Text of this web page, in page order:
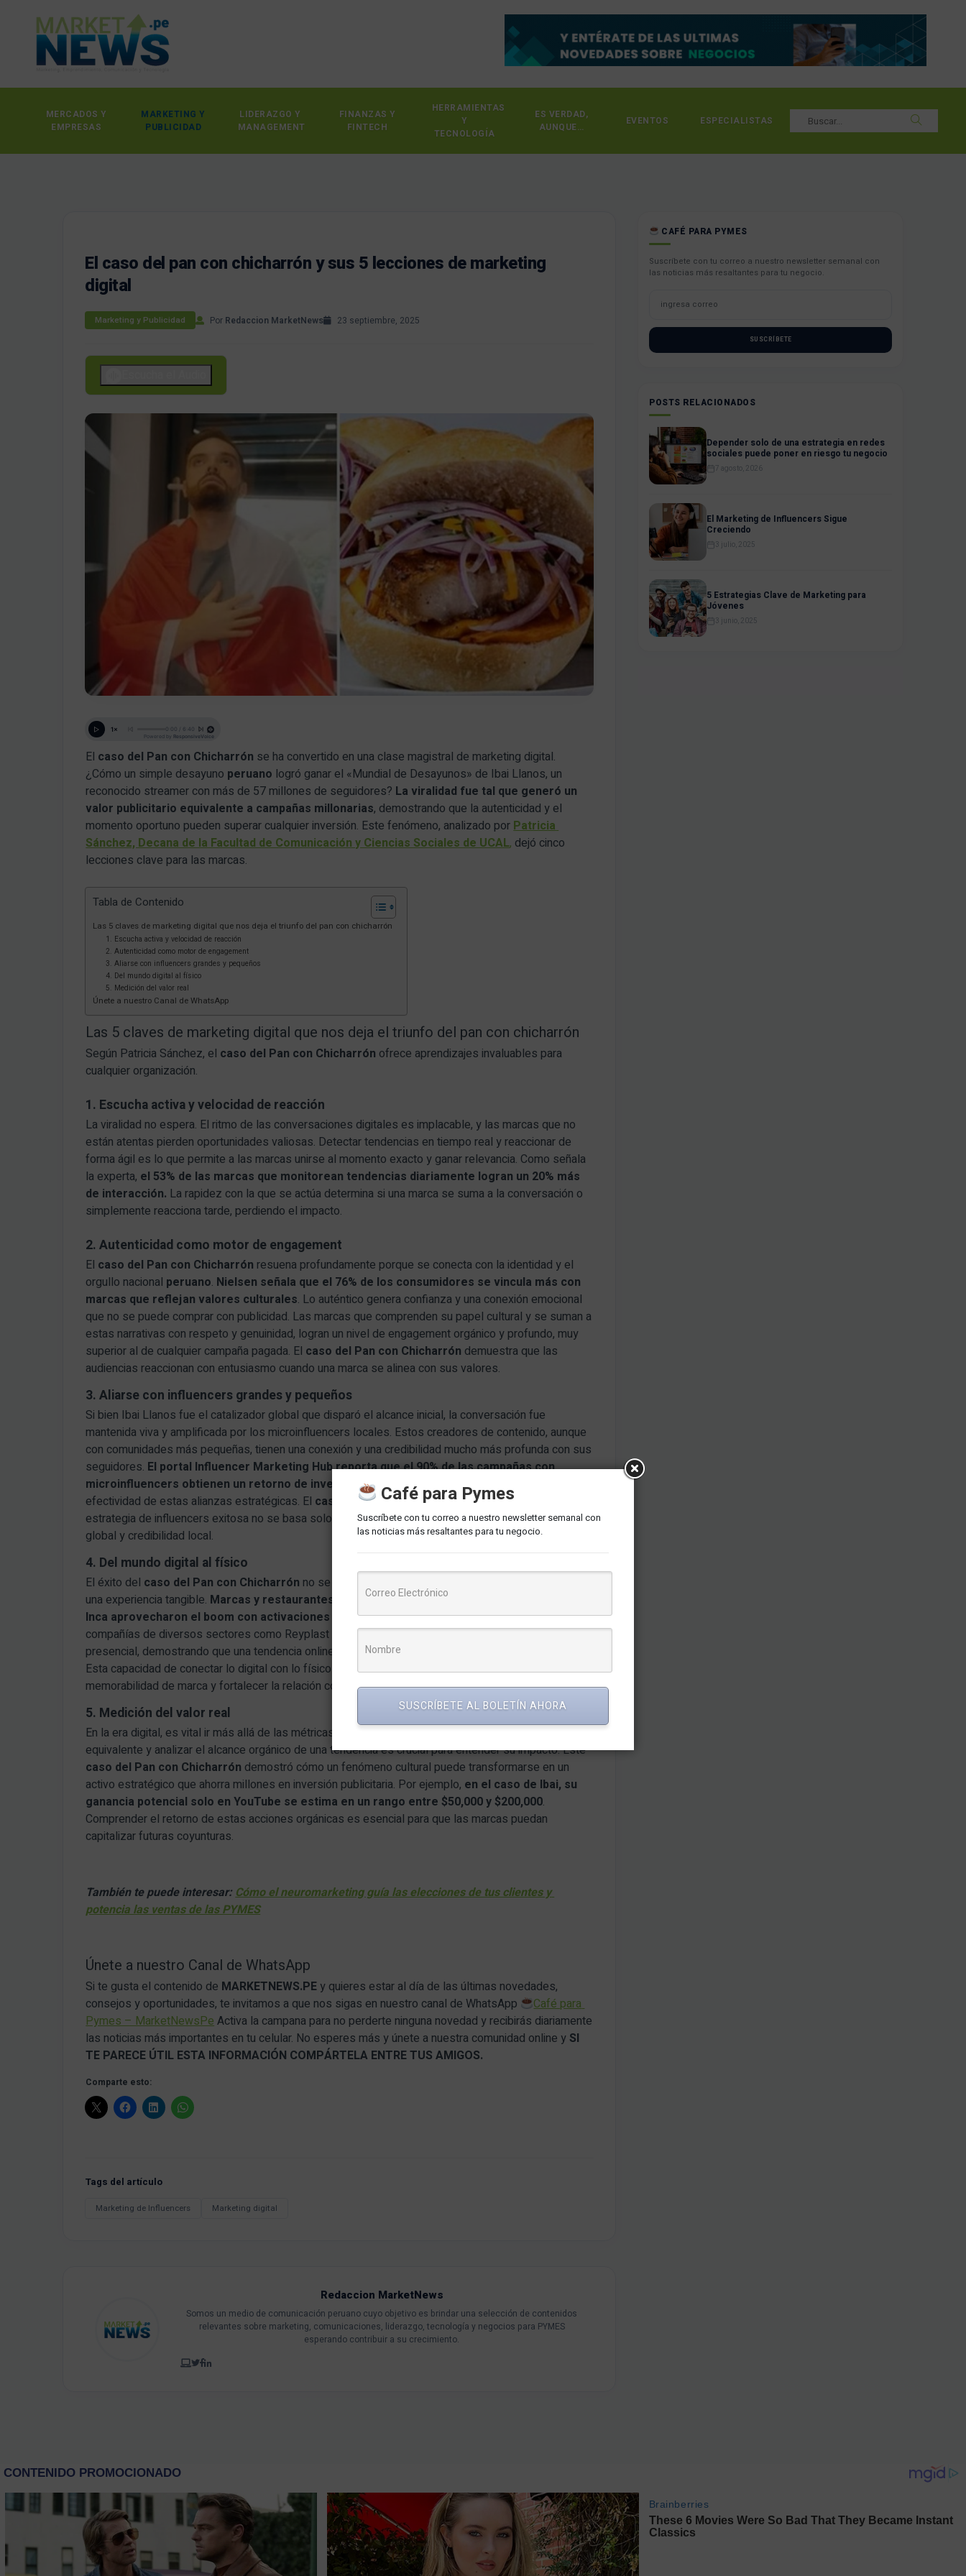
MERCADOS Y
EMPRESAS
MARKETING Y
PUBLICIDAD
LIDERAZGO Y
MANAGEMENT
FINANZAS Y
FINTECH
HERRAMIENTAS
Y
TECNOLOGÍA
ES VERDAD,
AUNQUE…
EVENTOS ESPECIALISTAS
El caso del pan con chicharrón y sus 5 lecciones de marketing
digital
Marketing y Publicidad Por Redaccion MarketNews 23 septiembre, 2025
El caso del Pan con Chicharrón se ha convertido en una clase magistral de marketing digital.
¿Cómo un simple desayuno peruano logró ganar el «Mundial de Desayunos» de Ibai Llanos, un
reconocido streamer con más de 57 millones de seguidores? La viralidad fue tal que generó un
valor publicitario equivalente a campañas millonarias, demostrando que la autenticidad y el
momento oportuno pueden superar cualquier inversión. Este fenómeno, analizado porPatricia
Sánchez, Decana de la Facultad de Comunicación y Ciencias Sociales de UCAL, dejó cinco
lecciones clave para las marcas.
Tabla de Contenido
Las 5 claves de marketing digital que nos deja el triunfo del pan con chicharrón
1. Escucha activa y velocidad de reacción
2. Autenticidad como motor de engagement
3. Aliarse con influencers grandes y pequeños
4. Del mundo digital al físico
5. Medición del valor real
Únete a nuestro Canal de WhatsApp
Las 5 claves de marketing digital que nos deja el triunfo del pan con chicharrón
Según Patricia Sánchez, el caso del Pan con Chicharrón ofrece aprendizajes invaluables para
cualquier organización.
1. Escucha activa y velocidad de reacción
La viralidad no espera. El ritmo de las conversaciones digitales es implacable, y las marcas que no
están atentas pierden oportunidades valiosas. Detectar tendencias en tiempo real y reaccionar de
forma ágil es lo que permite a las marcas unirse al momento exacto y ganar relevancia. Como señala
la experta, el 53% de las marcas que monitorean tendencias diariamente logran un 20% más
de interacción. La rapidez con la que se actúa determina si una marca se suma a la conversación o
simplemente reacciona tarde, perdiendo el impacto.
2. Autenticidad como motor de engagement
El caso del Pan con Chicharrón resuena profundamente porque se conecta con la identidad y el
orgullo nacional peruano. Nielsen señala que el 76% de los consumidores se vincula más con
marcas que reflejan valores culturales. Lo auténtico genera confianza y una conexión emocional
que no se puede comprar con publicidad. Las marcas que comprenden su papel cultural y se suman a
estas narrativas con respeto y genuinidad, logran un nivel de engagement orgánico y profundo, muy
superior al de cualquier campaña pagada. El caso del Pan con Chicharrón demuestra que las
audiencias reaccionan con entusiasmo cuando una marca se alinea con sus valores.
3. Aliarse con influencers grandes y pequeños
Si bien Ibai Llanos fue el catalizador global que disparó el alcance inicial, la conversación fue
mantenida viva y amplificada por los microinfluencers locales. Estos creadores de contenido, aunque
con comunidades más pequeñas, tienen una conexión y una credibilidad mucho más profunda con sus
seguidores. El portal Influencer Marketing Hub reporta que el 90% de las campañas con
microinfluencers obtienen un retorno de inversión superior al promedio
efectividad de estas alianzas estratégicas. El caso del Pan con Chicharrón muestra que una
estrategia de influencers exitosa no se basa solo en el tamaño, sino en la combinación de alcance
global y credibilidad local.
4. Del mundo digital al físico
El éxito del caso del Pan con Chicharrón no se quedó en las redes. La euforia digital se tradujo en
una experiencia tangible. Marcas y restaurantes peruanos como El Chinito y Chicharrones del
Inca aprovecharon el boom con activaciones que atrajeron multitudes, mientras que
compañías de diversos sectores como Reyplast y Lays se sumaron a la conversación digital y
presencial, demostrando que una tendencia online puede convertirse en una experiencia colectiva.
Esta capacidad de conectar lo digital con lo físico es una poderosa herramienta para generar
memorabilidad de marca y fortalecer la relación con los consumidores.
5. Medición del valor real
En la era digital, es vital ir más allá de las métricas superficiales. Calcular el valor publicitario
equivalente y analizar el alcance orgánico de una tendencia es crucial para entender su impacto. Este
caso del Pan con Chicharrón demostró cómo un fenómeno cultural puede transformarse en un
activo estratégico que ahorra millones en inversión publicitaria. Por ejemplo, en el caso de Ibai, su
ganancia potencial solo en YouTube se estima en un rango entre $50,000 y $200,000.
Comprender el retorno de estas acciones orgánicas es esencial para que las marcas puedan
capitalizar futuras coyunturas.
También te puede interesar:Cómo el neuromarketing guía las elecciones de tus clientes y
potencia las ventas de las PYMES
Únete a nuestro Canal de WhatsApp
Si te gusta el contenido de MARKETNEWS.PE y quieres estar al día de las últimas novedades,
consejos y oportunidades, te invitamos a que nos sigas en nuestro canal de WhatsApp
Café para
Pymes – MarketNewsPeActiva la campana para no perderte ninguna novedad y recibirás diariamente
las noticias más importantes en tu celular. No esperes más y únete a nuestra comunidad online y SI
TE PARECE ÚTIL ESTA INFORMACIÓN COMPÁRTELA ENTRE TUS AMIGOS.
Comparte esto:
Tags del artículo
Marketing de Influencers Marketing digital
Redaccion MarketNews
Somos un medio de comunicación peruano cuyo objetivo es brindar una selección de contenidos
relevantes sobre marketing, comunicaciones, liderazgo, tecnología y negocios para PYMES
esperando contribuir a su crecimiento.
CAFÉ PARA PYMES
Suscríbete con tu correo a nuestro newsletter semanal con
las noticias más resaltantes para tu negocio.
SUSCRÍBETE
POSTS RELACIONADOS
Depender solo de una estrategia en redes
sociales puede poner en riesgo tu negocio
7 agosto, 2026
El Marketing de Influencers Sigue
Creciendo
3 julio, 2025
5 Estrategias Clave de Marketing para
Jóvenes
3 junio, 2025
Café para Pymes
Suscríbete con tu correo a nuestro newsletter semanal con
las noticias más resaltantes para tu negocio.
SUSCRÍBETE AL BOLETÍN AHORA